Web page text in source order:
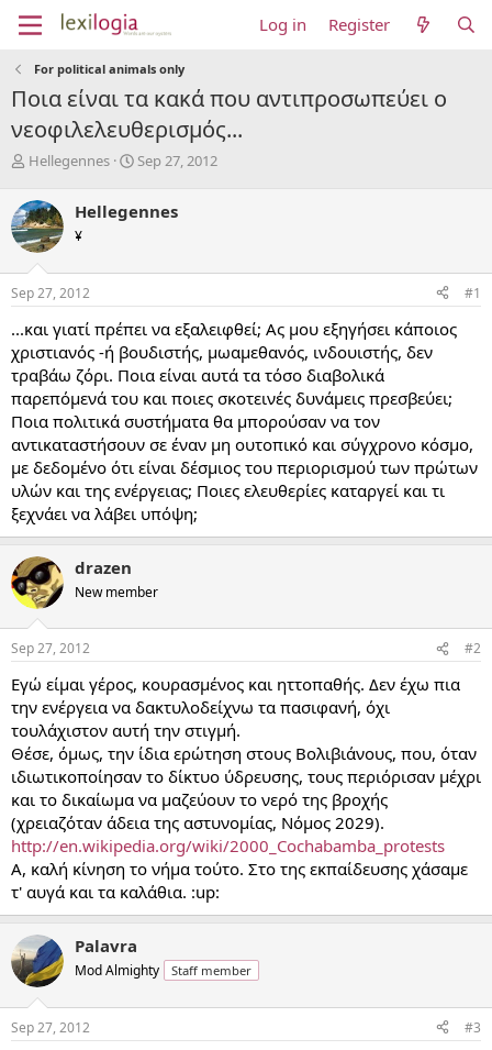
Log in Register
For political animals only
Ποια είναι τα κακά που αντιπροσωπεύει ο
νεοφιλελευθερισμός...
T
r
e
a
d
s
t
r
t
e
r
Hellegennes
S
r
a
Sep 27, 2012
Hellegennes
¥
Sep 27, 2012 #1
...και γιατί πρέπει να εξαλειφθεί; Ας μου εξηγήσει κάποιος
χριστιανός -ή βουδιστής, μωαμεθανός, ινδουιστής, δεν
τραβάω ζόρι. Ποια είναι αυτά τα τόσο διαβολικά
παρεπόμενά του και ποιες σκοτεινές δυνάμεις πρεσβεύει;
Ποια πολιτικά συστήματα θα μπορούσαν να τον
αντικαταστήσουν σε έναν μη ουτοπικό και σύγχρονο κόσμο,
με δεδομένο ότι είναι δέσμιος του περιορισμού των πρώτων
υλών και της ενέργειας; Ποιες ελευθερίες καταργεί και τι
ξεχνάει να λάβει υπόψη;
drazen
New member
Sep 27, 2012 #2
Εγώ είμαι γέρος, κουρασμένος και ηττοπαθής. Δεν έχω πια
την ενέργεια να δακτυλοδείχνω τα πασιφανή, όχι
τουλάχιστον αυτή την στιγμή.
Θέσε, όμως, την ίδια ερώτηση στους Βολιβιάνους, που, όταν
ιδιωτικοποίησαν το δίκτυο ύδρευσης, τους περιόρισαν μέχρι
και το δικαίωμα να μαζεύουν το νερό της βροχής
(χρειαζόταν άδεια της αστυνομίας, Νόμος 2029).
http://en.wikipedia.org/wiki/2000_Cochabamba_protests
Α, καλή κίνηση το νήμα τούτο. Στο της εκπαίδευσης χάσαμε
τ' αυγά και τα καλάθια. :up:
Palavra
Mod Almighty Staff member
Sep 27, 2012 #3